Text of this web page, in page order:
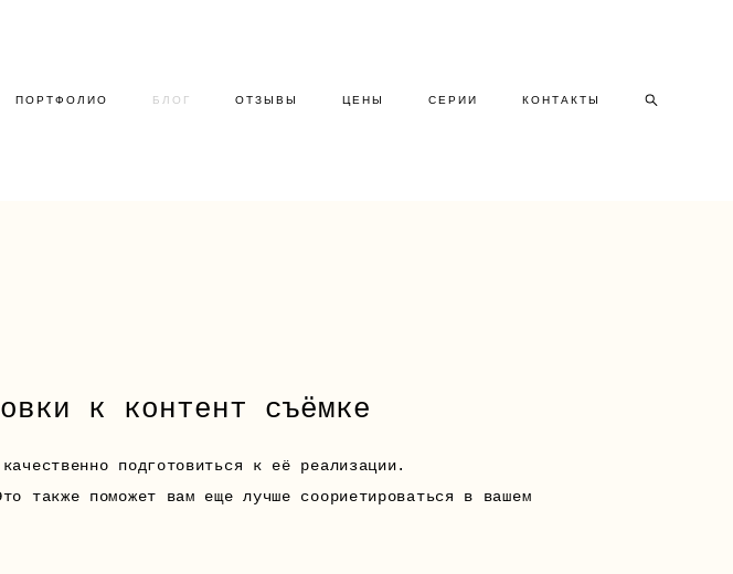
ПОРТФОЛИО БЛОГ ОТЗЫВЫ ЦЕНЫ СЕРИИ КОНТАКТЫ
к контент съёмке
подготовиться к её реализации.
также поможет вам еще лучше соориетироваться в вашем